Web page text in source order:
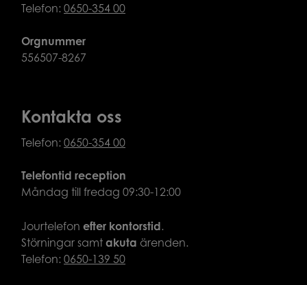
Telefon: 0650-354 00
Orgnummer
556507-8267
Kontakta oss
Telefon: 0650-354 00
Telefontid reception
Måndag till fredag 09:30-12:00
Jourtelefon efter kontorstid.
Störningar samt akuta ärenden.
Telefon: 0650-139 50